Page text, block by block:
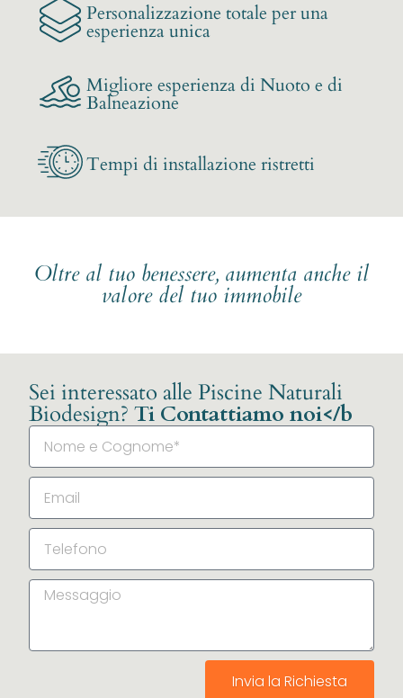
Personalizzazione totale per una
esperienza unica
Migliore esperienza di Nuoto e di
Balneazione
Tempi di installazione ristretti
Oltre al tuo benessere, aumenta anche il
valore del tuo immobile
Sei interessato alle Piscine Naturali
Biodesign? Ti Contattiamo noi</b
Invia la Richiesta